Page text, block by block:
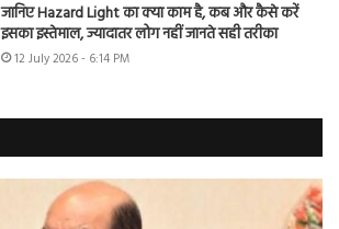
जानिए Hazard Light का क्या काम है, कब और कैसे करें
इसका इस्तेमाल, ज्यादातर लोग नहीं जानते सही तरीका
12 July 2026 - 6:14 PM